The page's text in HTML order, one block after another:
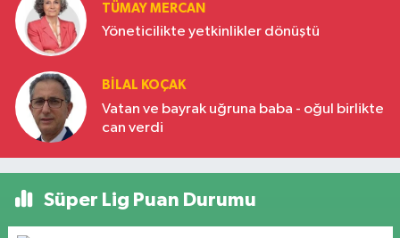
TÜMAY MERCAN
Yöneticilikte yetkinlikler dönüştü
BILAL KOÇAK
Vatan ve bayrak uğruna baba - oğul birlikte
can verdi
Süper Lig Puan Durumu